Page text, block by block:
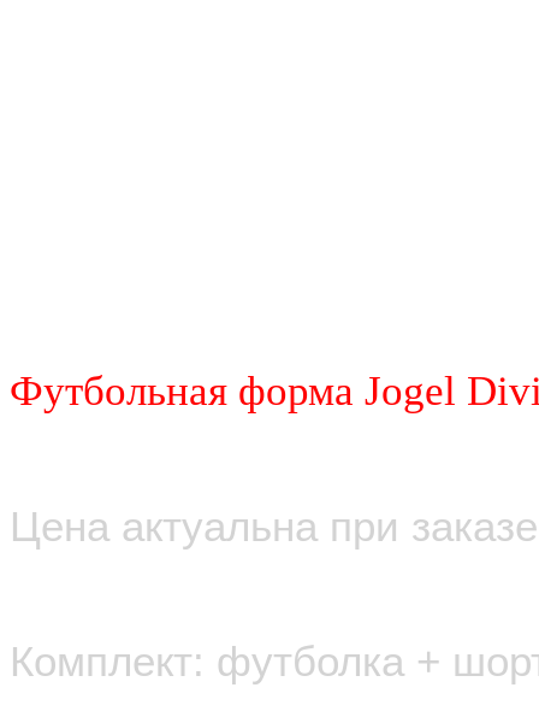
Футбольная форма Jogel
Цена актуальна при
Комплект: футболка +